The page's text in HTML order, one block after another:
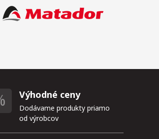
Výhodné ceny
Dodávame produkty priamo
od výrobcov